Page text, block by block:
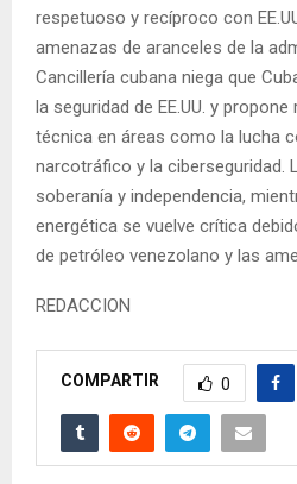
respetuoso y recíproco con
amenazas de aranceles de la
Cancillería cubana niega que
la seguridad de EE.UU. y
técnica en áreas como la lucha
narcotráfico y la ciberseguridad.
soberanía y independencia,
energética se vuelve crítica
de petróleo venezolano y las
REDACCION
COMPARTIR 0